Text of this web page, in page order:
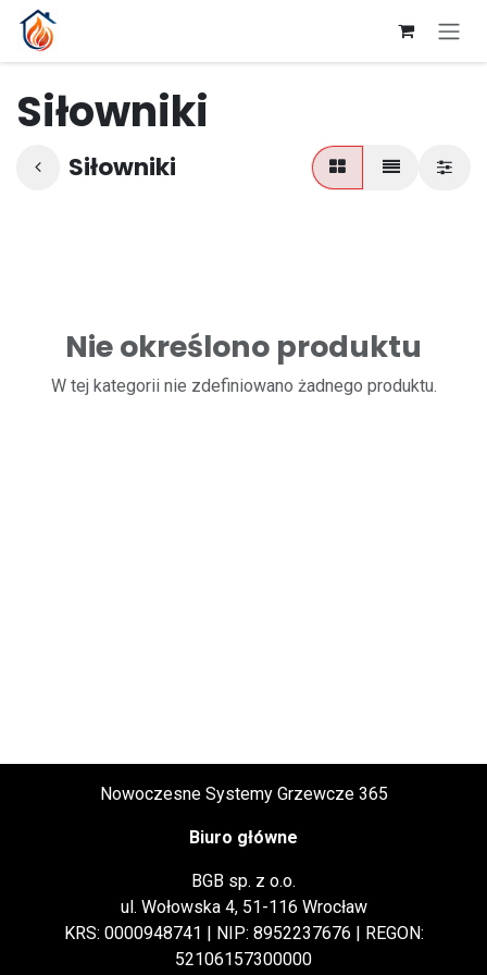
Przejdź do zawartości
Siłowniki
Siłowniki
Nie określono produktu
W tej kategorii nie zdefiniowano żadnego produktu.
Nowoczesne Systemy Grzewcze 365
Biuro główne
BGB sp. z o.o.
ul. Wołowska 4, 51-116 Wrocław
KRS: 0000948741 | NIP: 8952237676 | REGON:
52106157300000